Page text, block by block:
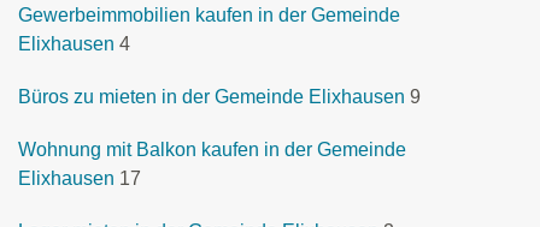
Gewerbeimmobilien kaufen in der Gemeinde
Elixhausen 4
Büros zu mieten in der Gemeinde Elixhausen 9
Wohnung mit Balkon kaufen in der Gemeinde
Elixhausen 17